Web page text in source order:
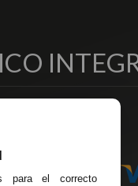
Local 3
para el correcto